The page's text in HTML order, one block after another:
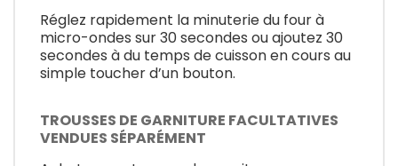
Réglez rapidement la minuterie du four à
micro-ondes sur 30 secondes ou ajoutez 30
secondes à du temps de cuisson en cours au
simple toucher d’un bouton.
TROUSSES DE GARNITURE FACULTATIVES
VENDUES SÉPARÉMENT